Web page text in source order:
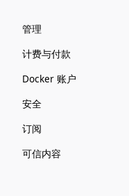
管理
计费与付款
Docker 账户
安全
订阅
可信内容